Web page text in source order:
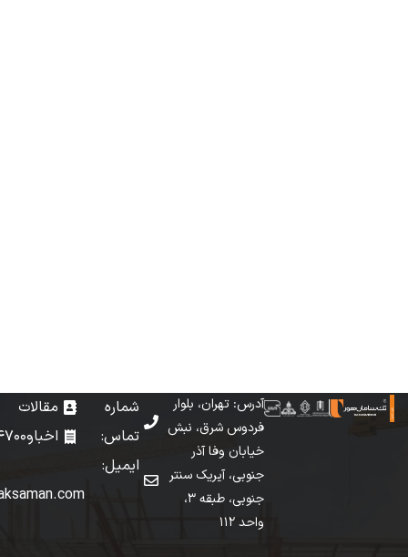
آدرس: تهران، بلوار
فردوس شرق، نبش
خیابان وفا آذر
جنوبی، آیریک سنتر
جنوبی، طبقه 3،
شماره
تماس: 02149147000
ایمیل:
info[at]taksaman.com
مقالات
اخبار